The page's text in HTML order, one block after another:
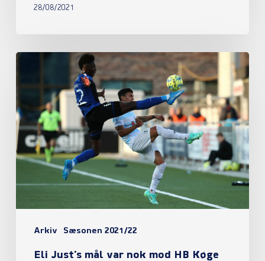
28/08/2021
Arkiv Sæsonen 2021/22
var
nok
mod
Eli Just’s mål var nok mod HB Køge